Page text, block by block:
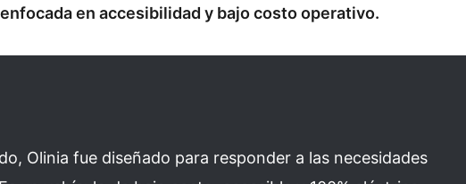
en accesibilidad y bajo costo operativo.
Olinia fue diseñado para responder a las necesidades